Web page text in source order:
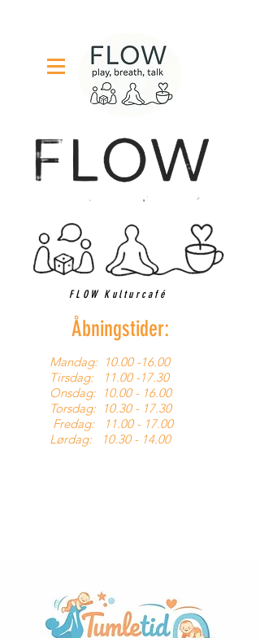
FLOW Kulturcafé
Åbningstider:
Mandag: 10.00 -16.00
Tirsdag:
11.00 -17.30
Onsdag: 10.00 - 16.00
Torsdag: 10.30 - 17.30
Fredag:
11.00 - 17.00
Lørdag:
10.30 - 14.00